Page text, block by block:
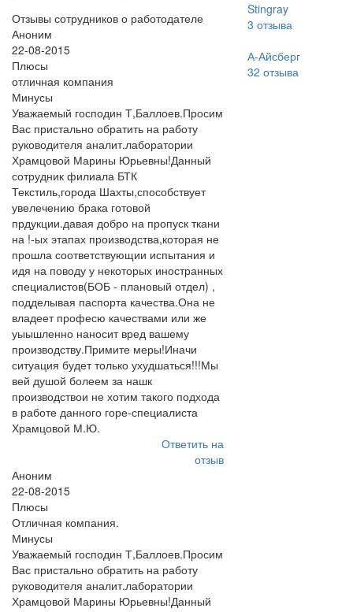
Отзывы сотрудников о работодателе
Аноним
22-08-2015
Плюсы
отличная компания
Минусы
Уважаемый господин Т,Баллоев.Просим
Вас пристально обратить на работу
руководителя аналит.лаборатории
Храмцовой Марины Юрьевны!Данный
сотрудник филиала БТК
Текстиль,города Шахты,способствует
увелечению брака готовой
прдукции.давая добро на пропуск ткани
на !-ых этапах производства,которая не
прошла соответствующии испытания и
идя на поводу у некоторых иностранных
специалистов(БОБ - плановый отдел) ,
подделывая паспорта качества.Она не
владеет професю качествами или же
уыышленно наносит вред вашему
производству.Примите меры!Иначи
ситуация будет только ухудшаться!!!Мы
вей душой болеем за нашк
производствои не хотим такого подхода
в работе данного горе-специалиста
Храмцовой М.Ю.
Ответить на
отзыв
Аноним
22-08-2015
Плюсы
Отличная компания.
Минусы
Уважаемый господин Т,Баллоев.Просим
Вас пристально обратить на работу
руководителя аналит.лаборатории
Храмцовой Марины Юрьевны!Данный
Stingray
3 отзыва
А-Айсберг
32 отзыва